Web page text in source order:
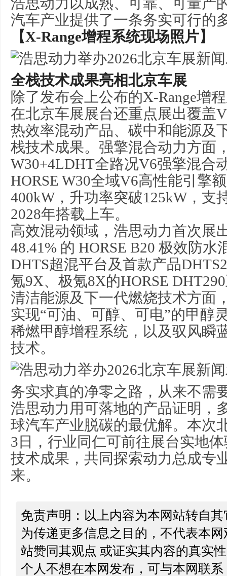
汽车产业提供了一条务实可行的
【X-Range增程系统现场照片】
全栈技术成果亮相北京车展
除了发布会上公布的X-Range增
在北京车展展台还重点展出覆盖
热效率混动产品、碳中和能源及
栈技术成果。强擎混合动力方面
W30+4LDHT全路况V6强擎混合
HORSE W30全域V6高性能引擎
400kW，升功率突破125kW，支
2028年搭载上车。
高效混动领域，浩思动力首次展
48.41% 的 HORSE B20 极效防水
DHTS超混平台及首款产品
氪9X、极氪8X的HORSE
清洁能源及下一代燃烧技术方面
实现“可油、可醇、可电”的甲醇
稀燃甲醇增程系统，以及驭风瞬
技术。
务实求真的净零之路，从来不需
浩思动力用可落地的产品证明，
球汽车产业脱碳的最优解。本次
3日，行业同仁可前往展台实地
技术成果，共同探索动力总成专
来。
免责声明：以上内容为本网站转自
为传递更多信息之目的，不代表本
站赞同其观点 或证实其内容的真实
个人不想在本网发布，可与本网联